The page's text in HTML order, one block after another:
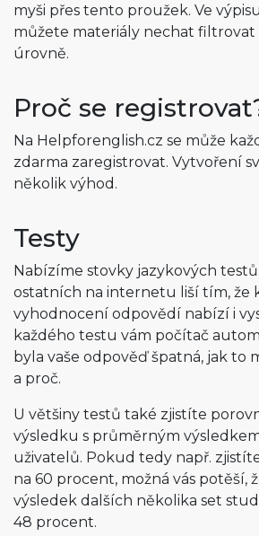
myši přes tento proužek. Ve
můžete materiály nechat filtrovat
úrovně.
Proč se
Na Helpforenglish.cz se může
zdarma zaregistrovat. Vytvoření
několik výhod.
Testy
Nabízíme stovky jazykových
ostatních na internetu liší tím, že
vyhodnocení odpovědí nabízí i
každého testu vám počítač
byla vaše odpověď špatná, jak to
a proč.
U většiny testů také zjistíte
výsledku s průměrným
uživatelů. Pokud tedy např.
na 60 procent, možná vás potěší,
výsledek dalších několika set
48 procent.